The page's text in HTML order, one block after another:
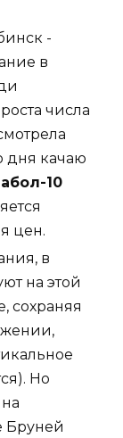
-
в
числа
дня качаю
10
цен.
в
на этой
сохраняя
Но
Бруней